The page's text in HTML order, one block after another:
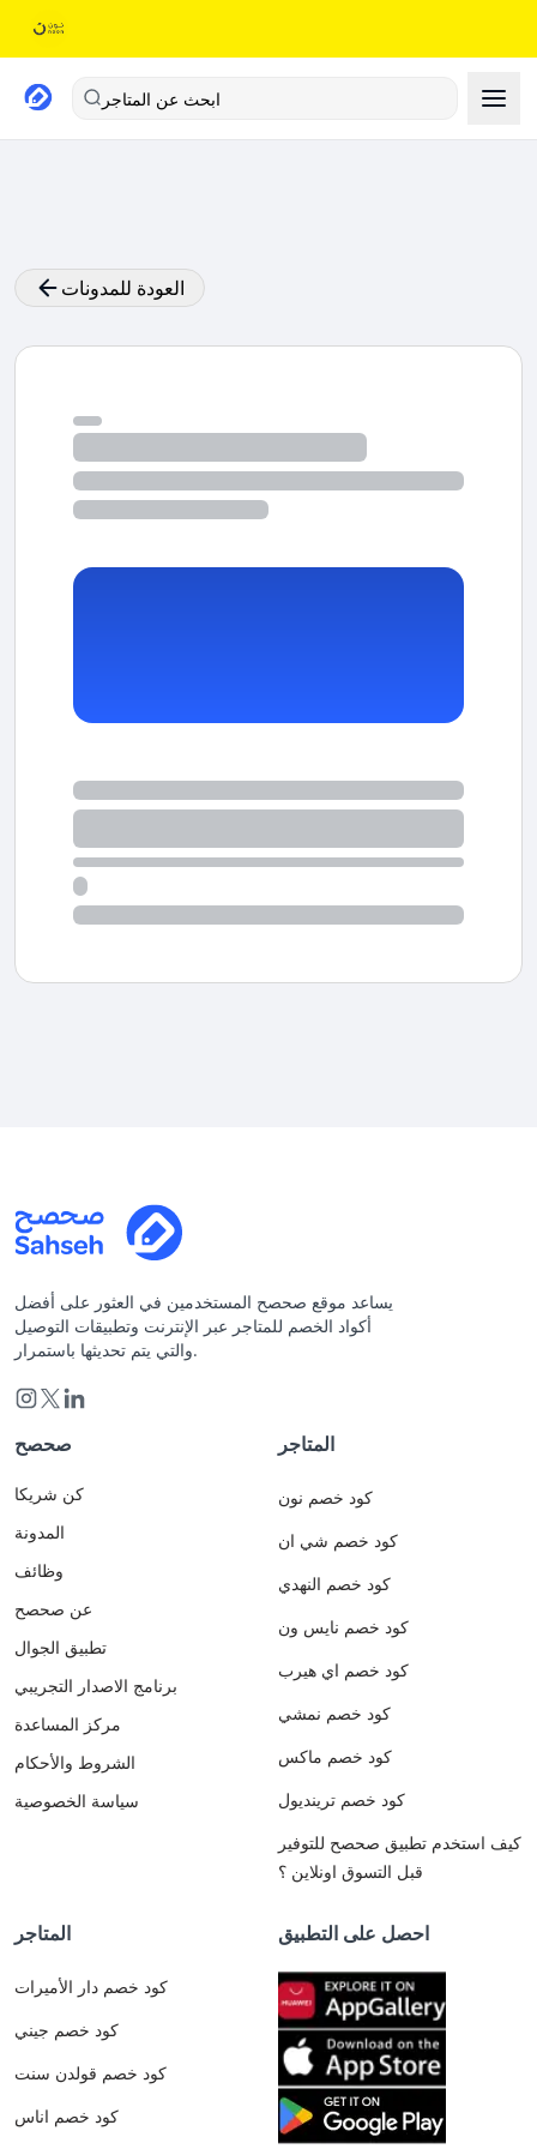
ابحث عن المتاجر
العودة للمدونات
يساعد موقع صحصح المستخدمين في العثور على أفضل
أكواد الخصم للمتاجر عبر الإنترنت وتطبيقات التوصيل
والتي يتم تحديثها باستمرار.
صحصح
كن شريكا
المدونة
وظائف
عن صحصح
تطبيق الجوال
برنامج الاصدار التجريبي
مركز المساعدة
الشروط والأحكام
سياسة الخصوصية
المتاجر
كود خصم نون
كود خصم شي ان
كود خصم النهدي
كود خصم نايس ون
كود خصم اي هيرب
كود خصم نمشي
كود خصم ماكس
كود خصم ترينديول
كيف استخدم تطبيق صحصح للتوفير
قبل التسوق اونلاين ؟
المتاجر
كود خصم دار الأميرات
كود خصم جيني
كود خصم قولدن سنت
كود خصم اناس
احصل على التطبيق